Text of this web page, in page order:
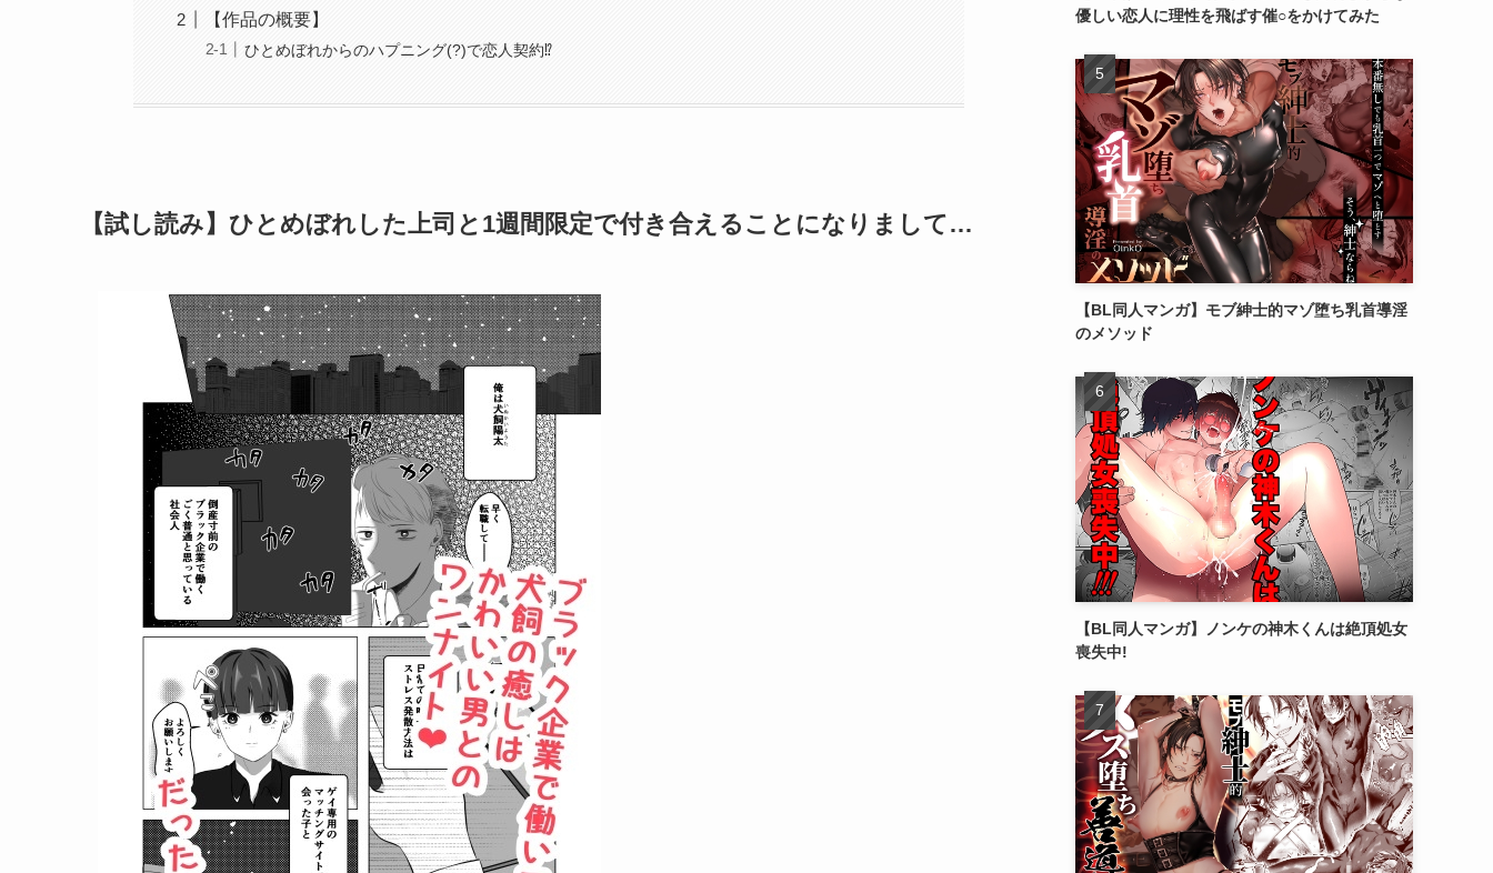
【作品の概要】
ひとめぼれからのハプニング(?)で恋人契約⁉
【試し読み】ひとめぼれした上司と1週間限定で付き合えることになりまして…
優しい恋人に理性を飛ばす催○をかけてみた
【BL同人マンガ】モブ紳士的マゾ堕ち乳首導淫
のメソッド
【BL同人マンガ】ノンケの神木くんは絶頂処女
喪失中!